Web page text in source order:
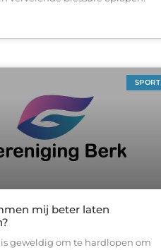
SPORT
mij beter laten
geweldig om te hardlopen om